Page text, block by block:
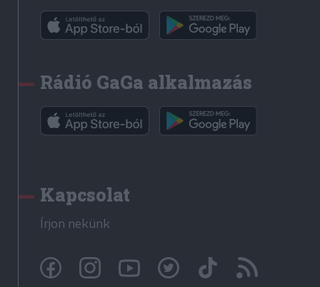
Rádió GaGa alkalmazás
Kapcsolat
Írjon nekünk